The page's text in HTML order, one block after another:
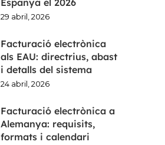
29 abril, 2026
Facturació electrònica
als EAU: directrius, abast
i detalls del sistema
24 abril, 2026
Facturació electrònica a
Alemanya: requisits,
formats i calendari